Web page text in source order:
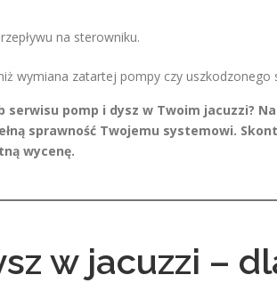
na sterowniku.
wymiana zatartej pompy czy uszkodzonego
pomp i dysz w Twoim jacuzzi?
sprawność Twojemu systemowi.
wycenę.
w jacuzzi –